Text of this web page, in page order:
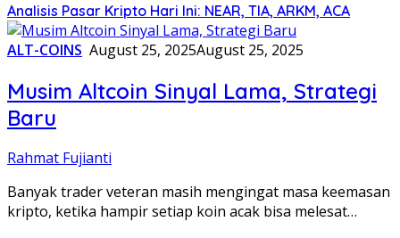
Analisis Pasar Kripto Hari Ini: NEAR, TIA, ARKM, ACA
ALT-COINS August 25, 2025August 25, 2025
Musim Altcoin Sinyal Lama, Strategi
Baru
Rahmat Fujianti
Banyak trader veteran masih mengingat masa keemasan
kripto, ketika hampir setiap koin acak bisa melesat…